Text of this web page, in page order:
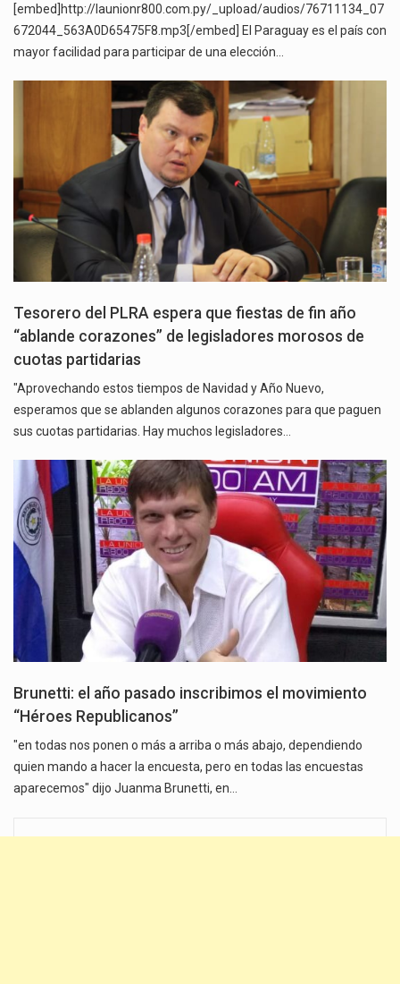
[embed]http://launionr800.com.py/_upload/audios/76711134_07
672044_563A0D65475F8.mp3[/embed] El Paraguay es el país con
mayor facilidad para participar de una elección…
Tesorero del PLRA espera que fiestas de fin año
“ablande corazones” de legisladores morosos de
cuotas partidarias
"Aprovechando estos tiempos de Navidad y Año Nuevo,
esperamos que se ablanden algunos corazones para que paguen
sus cuotas partidarias. Hay muchos legisladores…
Brunetti: el año pasado inscribimos el movimiento
“Héroes Republicanos”
"en todas nos ponen o más a arriba o más abajo, dependiendo
quien mando a hacer la encuesta, pero en todas las encuestas
aparecemos" dijo Juanma Brunetti, en…